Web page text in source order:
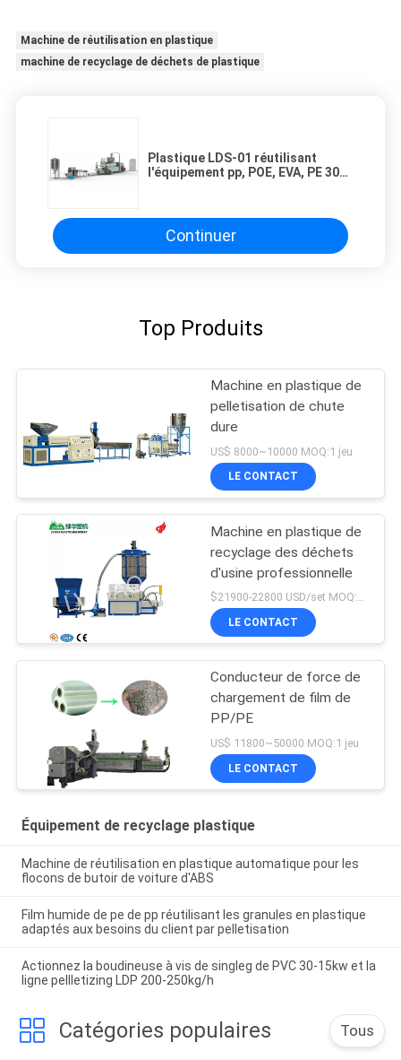
Machine de réutilisation en plastique
machine de recyclage de déchets de plastique
Plastique LDS-01 réutilisant
l'équipement pp, POE, EVA, PE 300
Continuer
Top Produits
Machine en plastique de
pelletisation de chute
dure
US$ 8000~10000 MOQ:1 jeu
LE CONTACT
Machine en plastique de
recyclage des déchets
d'usine professionnelle
$21900-22800 USD/set MOQ:1 jeu
LE CONTACT
Conducteur de force de
chargement de film de
PP/PE
US$ 11800~50000 MOQ:1 jeu
LE CONTACT
Équipement de recyclage plastique
Machine de réutilisation en plastique automatique pour les
flocons de butoir de voiture d'ABS
Film humide de pe de pp réutilisant les granules en plastique
adaptés aux besoins du client par pelletisation
Actionnez la boudineuse à vis de singleg de PVC 30-15kw et la
ligne pellletizing LDP 200-250kg/h
Catégories populaires Tous